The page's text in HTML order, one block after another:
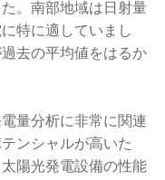
。南部地域は日射量
特に適していまし
去の平均値をはるか
量分析に非常に関連
ンシャルが高いた
陽光発電設備の性能